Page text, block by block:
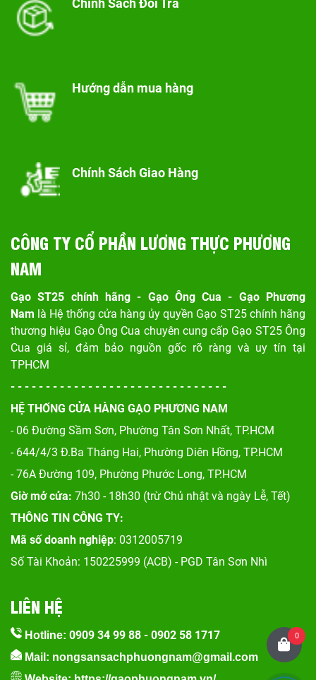
Chính Sách Đổi Trả
Hướng dẫn mua hàng
Chính Sách Giao Hàng
CÔNG TY CỔ PHẦN LƯƠNG THỰC PHƯƠNG
NAM
Gạo ST25 chính hãng - Gạo Ông Cua - Gạo Phương
Nam là Hệ thống cửa hàng ủy quyền Gạo ST25 chính hãng
thương hiệu Gạo Ông Cua chuyên cung cấp Gạo ST25 Ông
Cua giá sỉ, đảm bảo nguồn gốc rõ ràng và uy tín tại
TPHCM
- - - - - - - - - - - - - - - - - - - - - - - - - - - - - - -
HỆ THỐNG CỬA HÀNG GẠO PHƯƠNG NAM
- 06 Đường Sầm Sơn, Phường Tân Sơn Nhất, TP.HCM
- 644/4/3 Đ.Ba Tháng Hai, Phường Diên Hồng, TP.HCM
- 76A Đường 109, Phường Phước Long, TP.HCM
Giờ mở cửa: 7h30 - 18h30 (trừ Chủ nhật và ngày Lễ, Tết)
THÔNG TIN CÔNG TY:
Mã số doanh nghiệp: 0312005719
Số Tài Khoản: 150225999 (ACB) - PGD Tân Sơn Nhì
LIÊN HỆ
Hotline: 0909 34 99 88 - 0902 58 1717
Mail: nongsansachphuongnam@gmail.com
0